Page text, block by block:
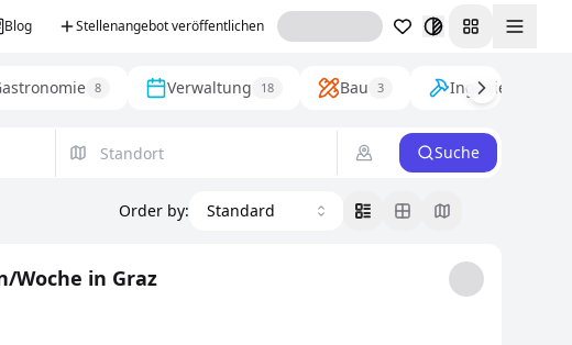
Blog Stellenangebot veröffentlichen
8 Verwaltung 18 Bau 3 Ingenieurwesen
Suche
Order by: Standard
Woche in Graz